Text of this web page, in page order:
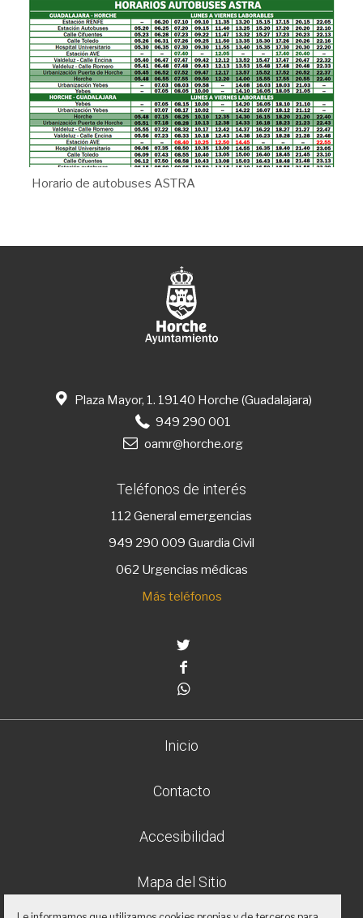
Horario de autobuses ASTRA
Plaza Mayor, 1. 19140 Horche (Guadalajara)
949 290 001
oamr@horche.org
Teléfonos de interés
112 General emergencias
949 290 009 Guardia Civil
062 Urgencias médicas
Más teléfonos
Inicio
Contacto
Accesibilidad
Mapa del Sitio